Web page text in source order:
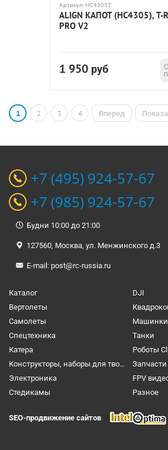
Артикул: HC4305T
ALIGN КАПОТ (HC4305), T-
PRO V2
1 950 руб
1 2 3 4 Вперед
+7 (495) 924-57-67
+7 (985) 924-57-67
Будни 10:00 до 21:00
127560, Москва, ул. Менжинского д.3
E-mail: post@rc-russia.ru
Каталог
DJI
Вертолеты
Самолеты
Машинки
Спецтехника
Танки
Катера
Роботы
Конструкторы, наборы для творчества и настольные игры
Запчасти
Электроника
FPV
Cтедикамы
Разное
SEO-продвижение сайтов